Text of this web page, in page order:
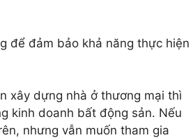
để đảm bảo khả năng thực hiện
xây dựng nhà ở thương mại thì
kinh doanh bất động sản. Nếu
nhưng vẫn muốn tham gia